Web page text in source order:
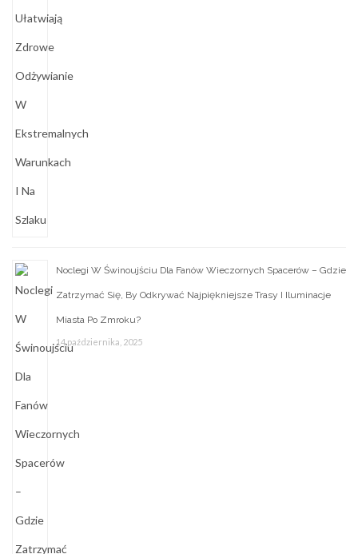
Noclegi W Świnoujściu Dla Fanów Wieczornych Spacerów – Gdzie
Zatrzymać Się, By Odkrywać Najpiękniejsze Trasy I Iluminacje
Miasta Po Zmroku?
14 października, 2025